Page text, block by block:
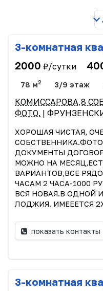
3-комнатная
2000 ₽/сутки
78 м2 3/9 этаж
КОМИССАРОВА,8
ФОТО. |
ХОРОШАЯ ЧИСТАЯ,
ДОКУМЕНТЫ
МОЖНО НА
ВАРИАНТОВ,ВСЕ
ЧАСАМ 2 ЧАСА-1000
ВСЯ НОВАЯ.В ОДНОЙ
ЛОДЖИЯ. ИМЕЕЕТСЯ
показать контакты
3-комнатная